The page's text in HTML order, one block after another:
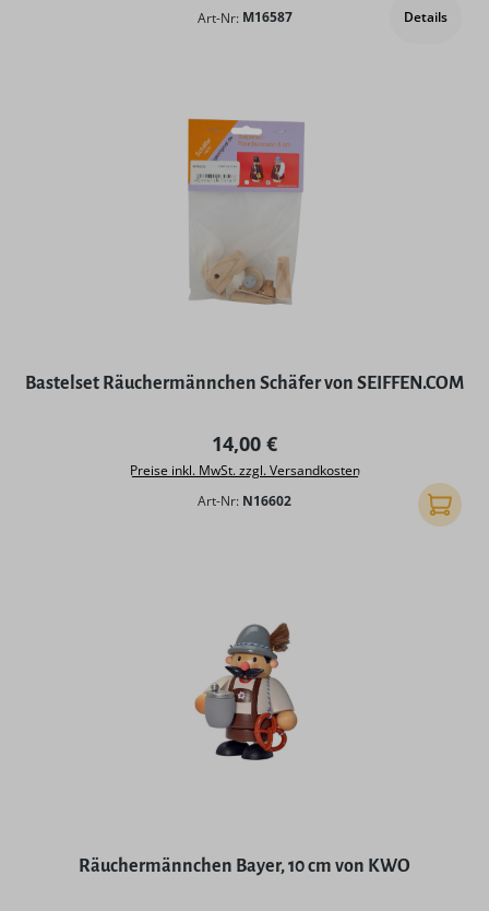
Art-Nr: M16587 Details
Bastelset Räuchermännchen Schäfer von SEIFFEN.COM
Regulärer Preis:
14,00 €
Preise inkl. MwSt. zzgl. Versandkosten
Art-Nr: N16602 In den
Räuchermännchen Bayer, 10 cm von KWO